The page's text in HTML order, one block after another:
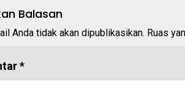
Balasan
Anda tidak akan dipublikasikan. Ruas
*